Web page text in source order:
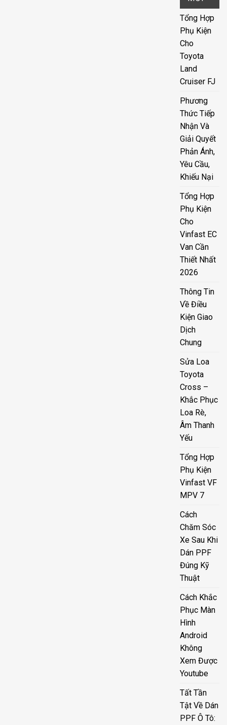
Tổng Hợp
Phụ Kiện
Cho
Toyota
Land
Cruiser FJ
Phương
Thức Tiếp
Nhận Và
Giải Quyết
Phản Ánh,
Yêu Cầu,
Khiếu Nại
Tổng Hợp
Phụ Kiện
Cho
Vinfast EC
Van Cần
Thiết Nhất
2026
Thông Tin
Về Điều
Kiện Giao
Dịch
Chung
Sửa Loa
Toyota
Cross –
Khắc Phục
Loa Rè,
Âm Thanh
Yếu
Tổng Hợp
Phụ Kiện
Vinfast VF
MPV 7
Cách
Chăm Sóc
Xe Sau Khi
Dán PPF
Đúng Kỹ
Thuật
Cách Khắc
Phục Màn
Hình
Android
Không
Xem Được
Youtube
Tất Tần
Tật Về Dán
PPF Ô Tô: